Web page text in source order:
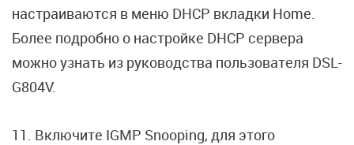
настраиваются в меню DHCP вкладки Home.
Более подробно о настройке DHCP сервера
можно узнать из руководства пользователя DSL-
G804V.
11. Включите IGMP Snooping, для этого